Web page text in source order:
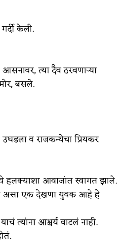
केली.
त्या दैव ठरवणाऱ्या
बसले.
व राजकन्येचा प्रियकर
हलक्याशा आवाजांत स्वागत झाले.
असा एक देखणा युवक आहे हे
त्यांना आश्चर्य वाटलं नाही.